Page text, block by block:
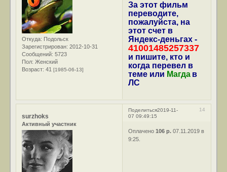
Откуда: Подольск
Зарегистрирован: 2012-10-31
Сообщений: 5723
Пол: Женский
Возраст: 41[1985-06-13]
За этот фильм
переводите,
пожалуйста, на
этот счет в
Яндекс-деньгах -
41001485257337
и пишите, кто и
когда перевел в
теме или Магда в
ЛС
Поделиться 14
2019-11-
07 09:49:15
surzhoks
Активный участник
Оплачено106 р. 07.11.2019 в
9:25.